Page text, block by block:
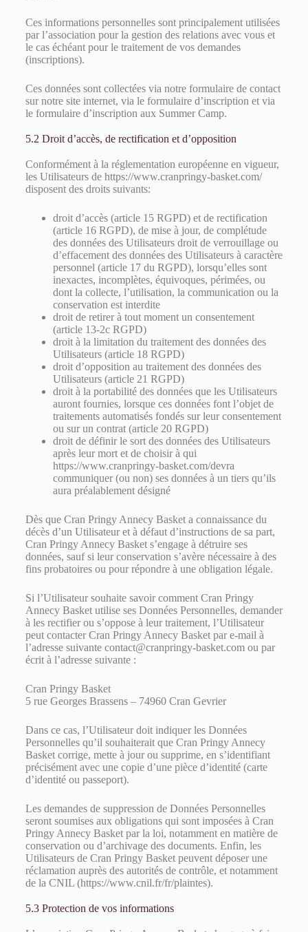
Ces informations personnelles sont principalement utilisées
par l’association pour la gestion des relations avec vous et
le cas échéant pour le traitement de vos demandes
(inscriptions).
Ces données sont collectées via notre formulaire de contact
sur notre site internet, via le formulaire d’inscription et via
le formulaire d’inscription aux Summer Camp.
5.2 Droit d’accès, de rectification et d’opposition
Conformément à la réglementation européenne en vigueur,
les Utilisateurs de https://www.cranpringy-basket.com/
disposent des droits suivants:
droit d’accès (article 15 RGPD) et de rectification
(article 16 RGPD), de mise à jour, de complétude
des données des Utilisateurs droit de verrouillage ou
d’effacement des données des Utilisateurs à caractère
personnel (article 17 du RGPD), lorsqu’elles sont
inexactes, incomplètes, équivoques, périmées, ou
dont la collecte, l’utilisation, la communication ou la
conservation est interdite
droit de retirer à tout moment un consentement
(article 13-2c RGPD)
droit à la limitation du traitement des données des
Utilisateurs (article 18 RGPD)
droit d’opposition au traitement des données des
Utilisateurs (article 21 RGPD)
droit à la portabilité des données que les Utilisateurs
auront fournies, lorsque ces données font l’objet de
traitements automatisés fondés sur leur consentement
ou sur un contrat (article 20 RGPD)
droit de définir le sort des données des Utilisateurs
après leur mort et de choisir à qui
https://www.cranpringy-basket.com/devra
communiquer (ou non) ses données à un tiers qu’ils
aura préalablement désigné
Dès que Cran Pringy Annecy Basket a connaissance du
décès d’un Utilisateur et à défaut d’instructions de sa part,
Cran Pringy Annecy Basket s’engage à détruire ses
données, sauf si leur conservation s’avère nécessaire à des
fins probatoires ou pour répondre à une obligation légale.
Si l’Utilisateur souhaite savoir comment Cran Pringy
Annecy Basket utilise ses Données Personnelles, demander
à les rectifier ou s’oppose à leur traitement, l’Utilisateur
peut contacter Cran Pringy Annecy Basket par e-mail à
l’adresse suivante contact@cranpringy-basket.com ou par
écrit à l’adresse suivante :
Cran Pringy Basket
5 rue Georges Brassens – 74960 Cran Gevrier
Dans ce cas, l’Utilisateur doit indiquer les Données
Personnelles qu’il souhaiterait que Cran Pringy Annecy
Basket corrige, mette à jour ou supprime, en s’identifiant
précisément avec une copie d’une pièce d’identité (carte
d’identité ou passeport).
Les demandes de suppression de Données Personnelles
seront soumises aux obligations qui sont imposées à Cran
Pringy Annecy Basket par la loi, notamment en matière de
conservation ou d’archivage des documents. Enfin, les
Utilisateurs de Cran Pringy Basket peuvent déposer une
réclamation auprès des autorités de contrôle, et notamment
de la CNIL (https://www.cnil.fr/fr/plaintes).
5.3 Protection de vos informations